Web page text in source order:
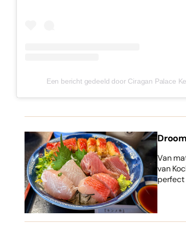
Een bericht gedeeld door Ciragan Palace
Van
van
perfect